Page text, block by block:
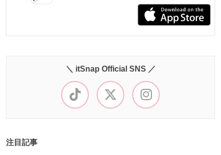
＼ itSnap Official SNS ／
注目記事